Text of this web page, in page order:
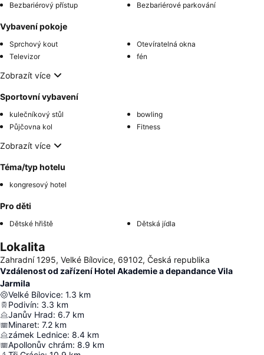
Bezbariérový přístup Bezbariérové parkování
Vybavení pokoje
Sprchový kout
Otevíratelná okna
Televizor
fén
Zobrazít více
Sportovní vybavení
kulečníkový stůl
bowling
Půjčovna kol
Fitness
Zobrazít více
Téma/typ hotelu
kongresový hotel
Pro děti
Dětské hřiště Dětská jídla
Lokalita
Zahradní 1295, Velké Bílovice, 69102, Česká republika
Vzdálenost od zařízení Hotel Akademie a depandance Vila
Jarmila
Velké Bílovice: 1.3 km
Podivín: 3.3 km
Janův Hrad: 6.7 km
Minaret: 7.2 km
zámek Lednice: 8.4 km
Apollonův chrám: 8.9 km